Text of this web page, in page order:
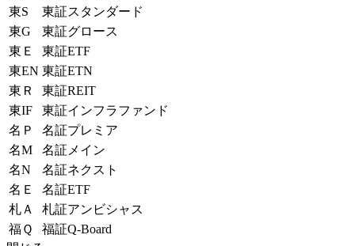
東S
東証スタンダード
東G
東証グロース
東Ｅ
東証ETF
東EN 東証ETN
東Ｒ
東証REIT
東IF
東証インフラファンド
名Ｐ
名証プレミア
名M
名証メイン
名N
名証ネクスト
名Ｅ
名証ETF
札Ａ
札証アンビシャス
福Ｑ
福証Q-Board